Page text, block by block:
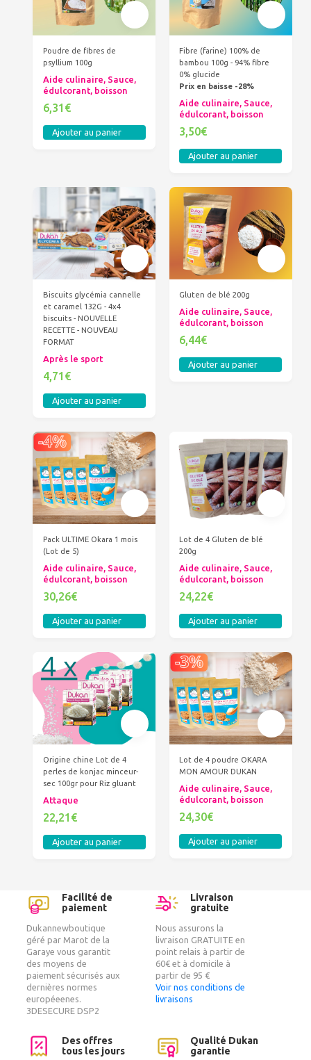
Poudre de fibres de
psyllium 100g
Aide culinaire, Sauce,
édulcorant, boisson
6,31€
Ajouter au panier
Fibre (farine) 100% de
bambou 100g - 94% fibre
0% glucide
Prix en baisse -28%
Aide culinaire, Sauce,
édulcorant, boisson
3,50€
Ajouter au panier
Biscuits glycémia cannelle
et caramel 132G - 4x4
biscuits - NOUVELLE
RECETTE - NOUVEAU
FORMAT
Après le sport
4,71€
Ajouter au panier
Gluten de blé 200g
Aide culinaire, Sauce,
édulcorant, boisson
6,44€
Ajouter au panier
Pack ULTIME Okara 1 mois
(Lot de 5)
Aide culinaire, Sauce,
édulcorant, boisson
30,26€
Ajouter au panier
Lot de 4 Gluten de blé
200g
Aide culinaire, Sauce,
édulcorant, boisson
24,22€
Ajouter au panier
Origine chine Lot de 4
perles de konjac minceur-
sec 100gr pour Riz gluant
Attaque
22,21€
Ajouter au panier
Lot de 4 poudre OKARA
MON AMOUR DUKAN
Aide culinaire, Sauce,
édulcorant, boisson
24,30€
Ajouter au panier
Facilité de
paiement
Dukannewboutique
géré par Marot de la
Garaye vous garantit
des moyens de
paiement sécurisés aux
dernières normes
européeenes.
3DESECURE DSP2
Livraison
gratuite
Nous assurons la
livraison GRATUITE en
point relais à partir de
60€ et à domicile à
partir de 95 €
Voir nos conditions de
livraisons
Des offres
tous les jours
Qualité Dukan
garantie